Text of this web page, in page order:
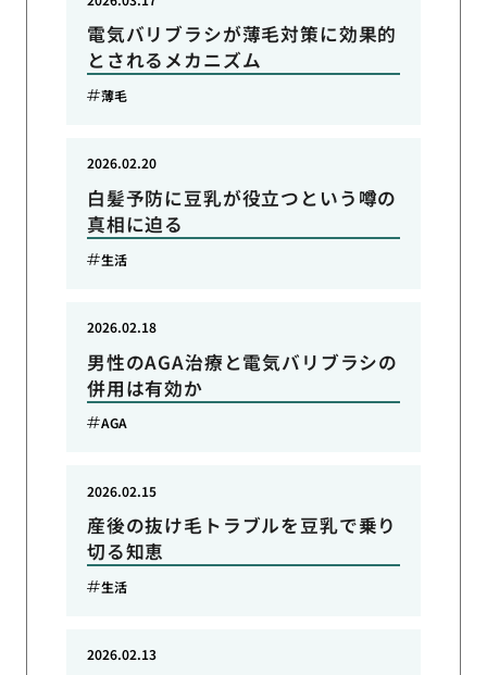
電気バリブラシが薄毛対策に効果的
とされるメカニズム
薄毛
白髪予防に豆乳が役立つという噂の
真相に迫る
2026.02.20
生活
男性のAGA治療と電気バリブラシの
併用は有効か
2026.02.18
AGA
産後の抜け毛トラブルを豆乳で乗り
切る知恵
2026.02.15
生活
2026.02.13